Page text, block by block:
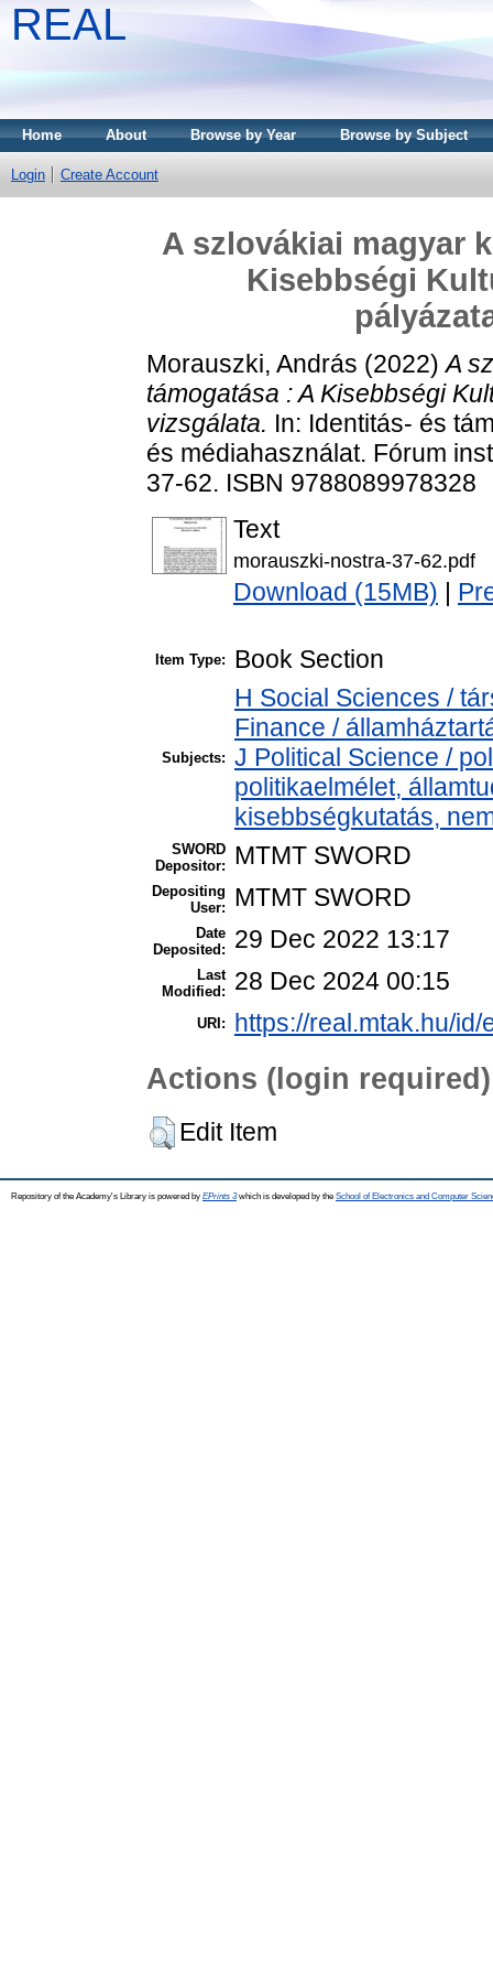
REAL
Home About Browse by Year Browse by Subject
Login Create Account
A szlovákiai magyar
Kisebbségi
Morauszki, András (2022)A
támogatása : A Kisebbségi
vizsgálata. In: Identitás- és
és médiahasználat. Fórum
37-62. ISBN 9788089978328
Text
morauszki-nostra-37-62.pdf
Download (15MB)
Item Type: Book Section
Subjects:
H Social Sciences /
Finance /
J Political Science /
politikaelmélet,
kisebbségkutatás,
SWORD
Depositor:
MTMT SWORD
Depositing
User:
MTMT SWORD
Date
Deposited:
29 Dec 2022 13:17
Last
Modified:
28 Dec 2024 00:15
URI: https://real.mtak.hu/
Actions (login required)
Edit Item
Repository of the Academy's Library is powered by EPrints 3which is developed by the School of Electronics and Computer